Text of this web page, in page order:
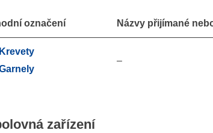
označení Názvy přijímané
Krevety
–
zařízení